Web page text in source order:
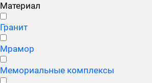
Материал
Гранит
Мрамор
Мемориальные комплексы